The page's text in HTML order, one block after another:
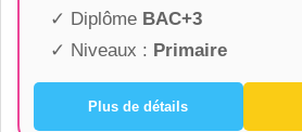
✓ Diplôme BAC+3
✓ Niveaux : Primaire
Plus de détails